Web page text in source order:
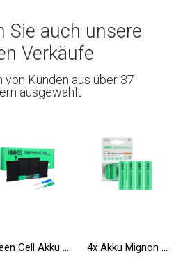
Sie auch unsere
Verkäufe
von Kunden aus über 37
ausgewählt
Green Cell Akku A1377 A1405 A1496 für Apple MacBook Air 13 A1369 A1466 4x Akku Mignon AA R6 2600mAh Ni-MH Wiederaufladbare Batterie Green Cell